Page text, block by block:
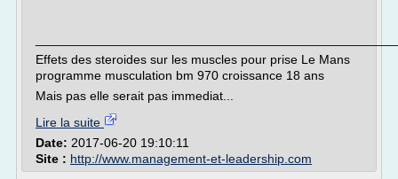
Effets des steroides sur les muscles pour prise Le Mans
programme musculation bm 970 croissance 18 ans
Mais pas elle serait pas immediat...
Lire la suite
Date: 2017-06-20 19:10:11
Site : http://www.management-et-leadership.com